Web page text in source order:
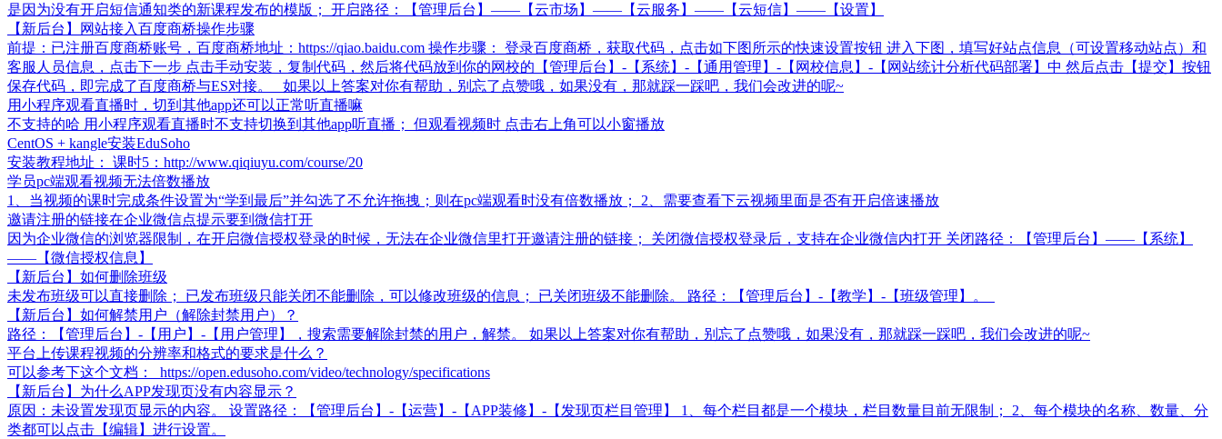
是因为没有开启短信通知类的新课程发布的模版； 开启路径：【管理后台】——【云市场】——【云服务】——【云短信】——【设置】
【新后台】网站接入百度商桥操作步骤
前提：已注册百度商桥账号，百度商桥地址：https://qiao.baidu.com 操作步骤： 登录百度商桥，获取代码，点击如下图所示的快速设置按钮 进入下图，填写好站点信息（可设置移动站点）和
客服人员信息，点击下一步 点击手动安装，复制代码，然后将代码放到你的网校的【管理后台】-【系统】-【通用管理】-【网校信息】-【网站统计分析代码部署】中 然后点击【提交】按钮
保存代码，即完成了百度商桥与ES对接。 如果以上答案对你有帮助，别忘了点赞哦，如果没有，那就踩一踩吧，我们会改进的呢~
用小程序观看直播时，切到其他app还可以正常听直播嘛
不支持的哈 用小程序观看直播时不支持切换到其他app听直播； 但观看视频时 点击右上角可以小窗播放
CentOS + kangle安装EduSoho
安装教程地址： 课时5：http://www.qiqiuyu.com/course/20
学员pc端观看视频无法倍数播放
1、当视频的课时完成条件设置为“学到最后”并勾选了不允许拖拽；则在pc端观看时没有倍数播放； 2、需要查看下云视频里面是否有开启倍速播放
邀请注册的链接在企业微信点提示要到微信打开
​​因为企业微信的浏览器限制，在开启微信授权登录的时候，无法在企业微信里打开邀请注册的链接； 关闭微信授权登录后，支持在企业微信内打开 关闭路径：【管理后台】——【系统】
——【微信授权信息】
【新后台】如何删除班级
未发布班级可以直接删除； 已发布班级只能关闭不能删除，可以修改班级的信息； 已关闭班级不能删除。 路径：【管理后台】-【教学】-【班级管理】。
【新后台】如何解禁用户（解除封禁用户）？
路径：【管理后台】-【用户】-【用户管理】，搜索需要解除封禁的用户，解禁。 如果以上答案对你有帮助，别忘了点赞哦，如果没有，那就踩一踩吧，我们会改进的呢~
平台上传课程视频的分辨率和格式的要求是什么？
可以参考下这个文档： https://open.edusoho.com/video/technology/specifications
【新后台】为什么APP发现页没有内容显示？
原因：未设置发现页显示的内容。 设置路径：【管理后台】-【运营】-【APP装修】-【发现页栏目管理】 1、每个栏目都是一个模块，栏目数量目前无限制； 2、每个模块的名称、数量、分
类都可以点击【编辑】进行设置。